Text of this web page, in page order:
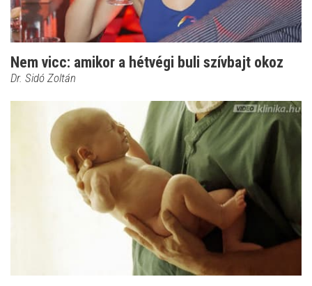
Nem vicc: amikor a hétvégi buli szívbajt okoz
Dr. Sidó Zoltán